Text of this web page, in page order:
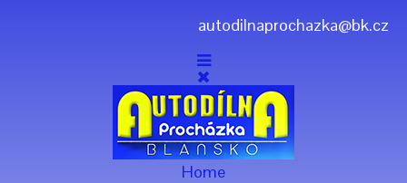
autodilnaprochazka@bk.cz
Home